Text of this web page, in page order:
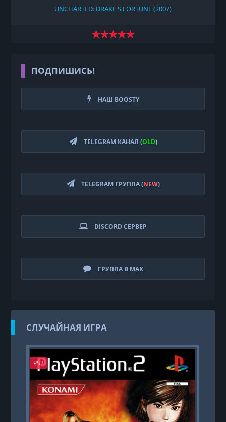
UNCHARTED: DRAKE'S FORTUNE (2007)
ПОДПИШИСЬ!
НАШ BOOSTY
TELEGRAM КАНАЛ (OLD)
TELEGRAM ГРУППА (NEW)
DISCORD СЕРВЕР
ГРУППА В MAX
СЛУЧАЙНАЯ ИГРА
PS2